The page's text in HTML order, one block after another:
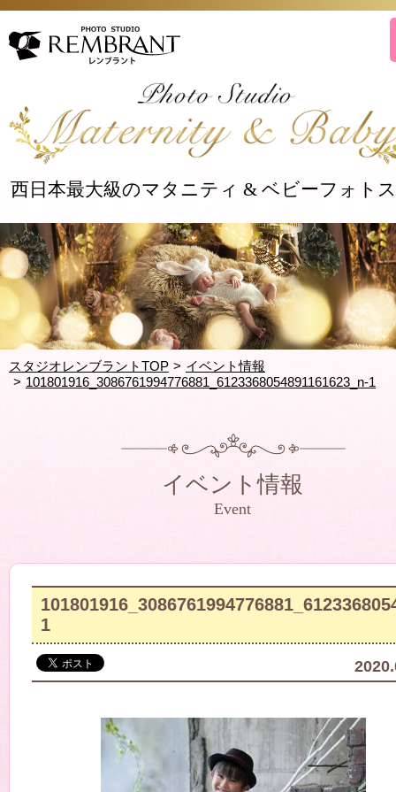
西日本最大級のマタニティ & ベビーフォト
スタジオレンブラントTOP
イベント情報
101801916_3086761994776881_6123368054891161623_n-1
イベント情報
Event
1